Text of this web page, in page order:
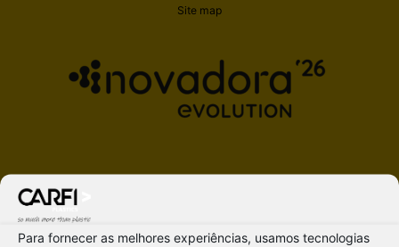
Para fornecer as melhores experiências, usamos tecnologias
Site map